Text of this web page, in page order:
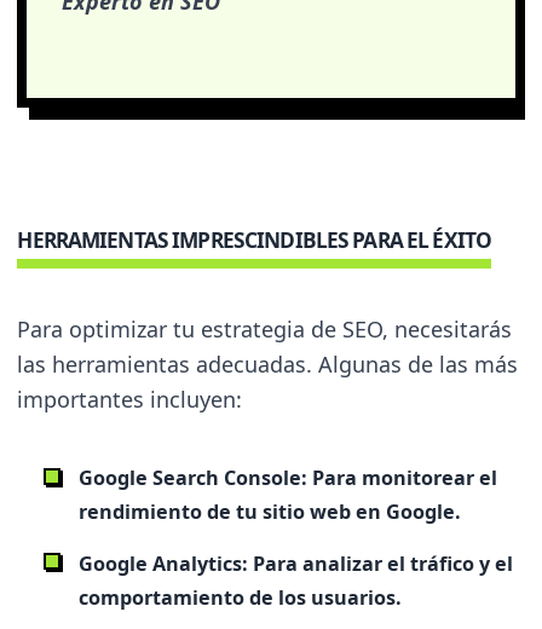
HERRAMIENTAS IMPRESCINDIBLES PARA EL ÉXITO
Para optimizar tu estrategia de SEO, necesitarás
las herramientas adecuadas. Algunas de las más
importantes incluyen:
Google Search Console: Para monitorear el
rendimiento de tu sitio web en Google.
Google Analytics: Para analizar el tráfico y el
comportamiento de los usuarios.